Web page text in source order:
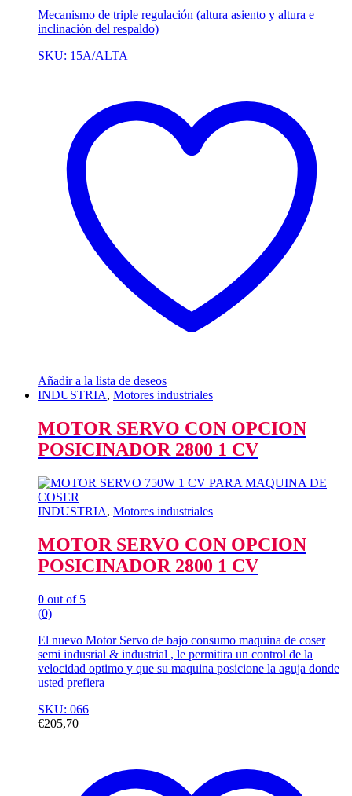
Mecanismo de triple regulación (altura asiento y altura e
inclinación del respaldo)
SKU: 15A/ALTA
Añadir a la lista de deseos
INDUSTRIA, Motores industriales
MOTOR SERVO CON OPCION
POSICINADOR 2800 1 CV
INDUSTRIA, Motores industriales
MOTOR SERVO CON OPCION
POSICINADOR 2800 1 CV
0 out of 5
(0)
El nuevo Motor Servo de bajo consumo maquina de coser
semi indusrial & industrial , le permitira un control de la
velocidad optimo y que su maquina posicione la aguja donde
usted prefiera
SKU: 066
€205,70